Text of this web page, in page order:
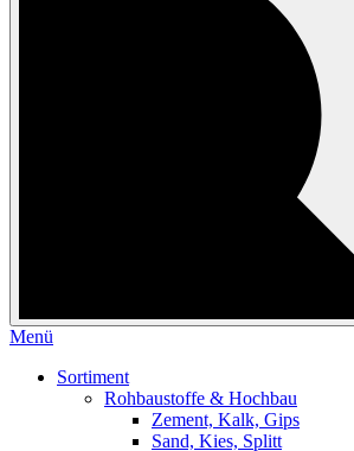
Menü
Sortiment
Rohbaustoffe & Hochbau
Zement, Kalk, Gips
Sand, Kies, Splitt